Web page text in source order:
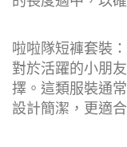
啦啦隊短褲套裝：
對於活躍的小朋
擇。這類服裝通
設計簡潔，更適